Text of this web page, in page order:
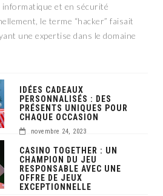
informatique et en sécurité
le terme “hacker” faisait
une expertise dans le domaine
IDÉES CADEAUX
PERSONNALISÉS : DES
PRÉSENTS UNIQUES POUR
CHAQUE OCCASION
novembre 24, 2023
CASINO TOGETHER : UN
CHAMPION DU JEU
RESPONSABLE AVEC UNE
OFFRE DE JEUX
EXCEPTIONNELLE